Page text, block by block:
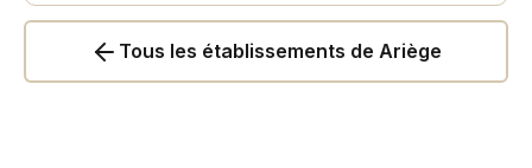
Tous les établissements de Ariège